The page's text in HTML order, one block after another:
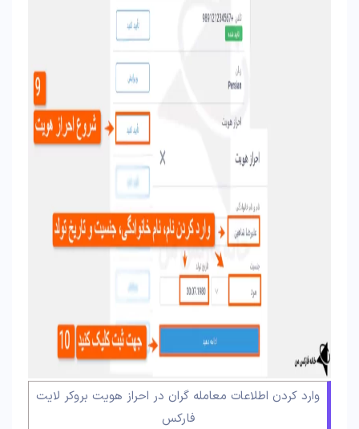
وارد کردن اطلاعات معامله گران در احراز هویت بروکر لایت
فارکس